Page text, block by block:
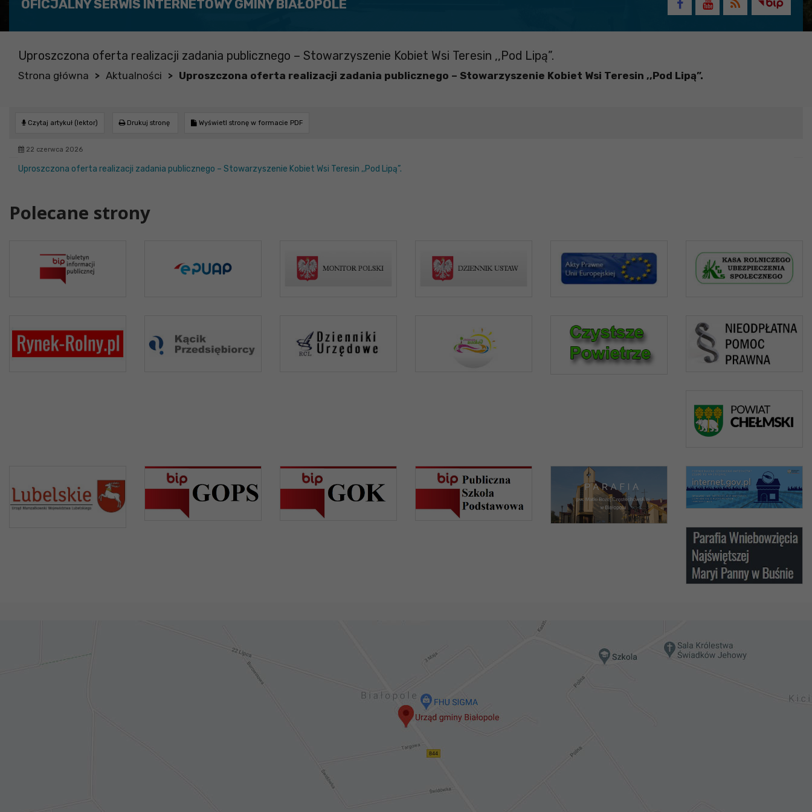
OFICJALNY SERWIS INTERNETOWY GMINY BIAŁOPOLE
Uproszczona oferta realizacji zadania publicznego – Stowarzyszenie Kobiet Wsi Teresin ,,Pod Lipą”.
Strona główna > Aktualności > Uproszczona oferta realizacji zadania publicznego – Stowarzyszenie Kobiet Wsi Teresin ,,Pod Lipą”.
Czytaj artykuł (lektor) Drukuj stronę Wyświetl stronę w formacie PDF
22 czerwca 2026
Uproszczona oferta realizacji zadania publicznego – Stowarzyszenie Kobiet Wsi Teresin ,,Pod Lipą”.
Polecane strony